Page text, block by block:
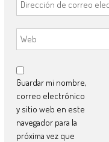
Guardar mi nombre,
correo electrónico
y sitio web en este
navegador para la
próxima vez que